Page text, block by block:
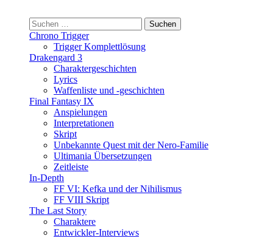
Suchen
nach:
Chrono Trigger
Trigger Komplettlösung
Drakengard 3
Charaktergeschichten
Lyrics
Waffenliste und -geschichten
Final Fantasy IX
Anspielungen
Interpretationen
Skript
Unbekannte Quest mit der Nero-Familie
Ultimania Übersetzungen
Zeitleiste
In-Depth
FF VI: Kefka und der Nihilismus
FF VIII Skript
The Last Story
Charaktere
Entwickler-Interviews